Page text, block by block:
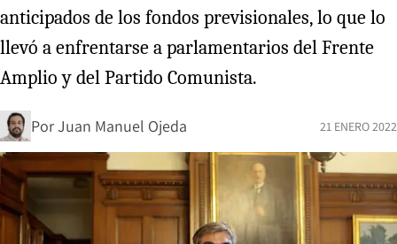
anticipados de los fondos previsionales, lo que lo
llevó a enfrentarse a parlamentarios del Frente
Amplio y del Partido Comunista.
PorJuan Manuel Ojeda 21 ENERO 2022